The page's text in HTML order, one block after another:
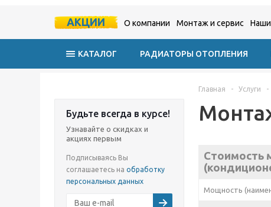
АКЦИИ О компании Монтаж и сервис
КАТАЛОГ РАДИАТОРЫ ОТОПЛЕНИЯ
Будьте всегда в курсе!
Узнавайте о скидках и
акциях первым
Подписываясь Вы
соглашаетесь на обработку
персональных данных
Главная - Услуги -
Стоимость
Мощность